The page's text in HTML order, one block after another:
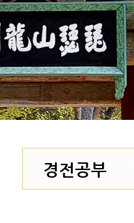
경전공부